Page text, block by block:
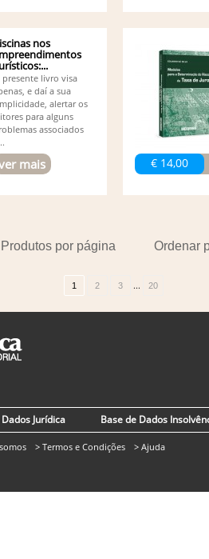
nos
presente livro visa
e daí a sua
alertar os
para alguns
associados
mais € 14,00
Ordenar
Produtos por página
1 2 3 ... 20
Jurídica Base de Dados
> Termos e Condições > Ajuda